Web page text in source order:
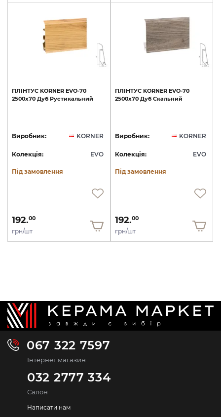
ПЛІНТУС KORNER EVO-70
2500х70 Дуб Рустикальний
Виробник: KORNER
Колекція: EVO
Під замовлення
192.00
грн/шт
ПЛІНТУС KORNER EVO-70
2500х70 Дуб Скальний
Виробник: KORNER
Колекція: EVO
Під замовлення
192.00
грн/шт
067 322 7597
Інтернет магазин
032 2777 334
Салон
Написати нам